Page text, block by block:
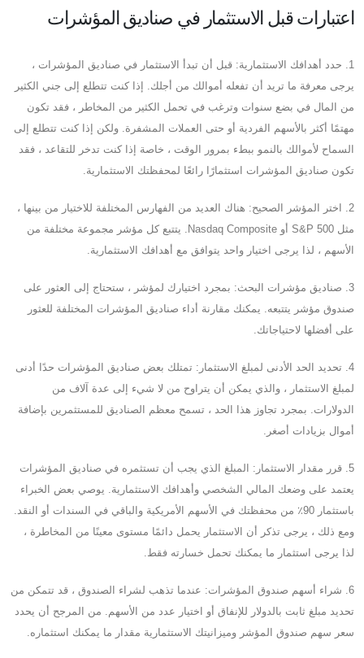
اعتبارات قبل الاستثمار في صناديق المؤشرات
1. حدد أهدافك الاستثمارية: قبل أن تبدأ الاستثمار في صناديق المؤشرات ،
يرجى معرفة ما تريد أن تفعله أموالك من أجلك. إذا كنت تتطلع إلى جني الكثير
من المال في بضع سنوات وترغب في تحمل الكثير من المخاطر ، فقد تكون
مهتمًا أكثر بالأسهم الفردية أو حتى العملات المشفرة. ولكن إذا كنت تتطلع إلى
السماح لأموالك بالنمو ببطء بمرور الوقت ، خاصة إذا كنت تدخر للتقاعد ، فقد
تكون صناديق المؤشرات استثمارًا رائعًا لمحفظتك الاستثمارية.
2. اختر المؤشر الصحيح: هناك العديد من الفهارس المختلفة للاختيار من بينها ،
مثل S&P 500 أو Nasdaq Composite. يتتبع كل مؤشر مجموعة مختلفة من
الأسهم ، لذا يرجى اختيار واحد يتوافق مع أهدافك الاستثمارية.
3. صناديق مؤشرات البحث: بمجرد اختيارك لمؤشر ، ستحتاج إلى العثور على
صندوق مؤشر يتتبعه. يمكنك مقارنة أداء صناديق المؤشرات المختلفة للعثور
على أفضلها لاحتياجاتك.
4. تحديد الحد الأدنى لمبلغ الاستثمار: تمتلك بعض صناديق المؤشرات حدًا أدنى
لمبلغ الاستثمار ، والذي يمكن أن يتراوح من لا شيء إلى عدة آلاف من
الدولارات. بمجرد تجاوز هذا الحد ، تسمح معظم الصناديق للمستثمرين بإضافة
أموال بزيادات أصغر.
5. قرر مقدار الاستثمار: المبلغ الذي يجب أن تستثمره في صناديق المؤشرات
يعتمد على وضعك المالي الشخصي وأهدافك الاستثمارية. يوصي بعض الخبراء
باستثمار 90٪ من محفظتك في الأسهم الأمريكية والباقي في السندات أو النقد.
ومع ذلك ، يرجى تذكر أن الاستثمار يحمل دائمًا مستوى معينًا من المخاطرة ،
لذا يرجى استثمار ما يمكنك تحمل خسارته فقط.
6. شراء أسهم صندوق المؤشرات: عندما تذهب لشراء الصندوق ، قد تتمكن من
تحديد مبلغ ثابت بالدولار للإنفاق أو اختيار عدد من الأسهم. من المرجح أن يحدد
سعر سهم صندوق المؤشر وميزانيتك الاستثمارية مقدار ما يمكنك استثماره.